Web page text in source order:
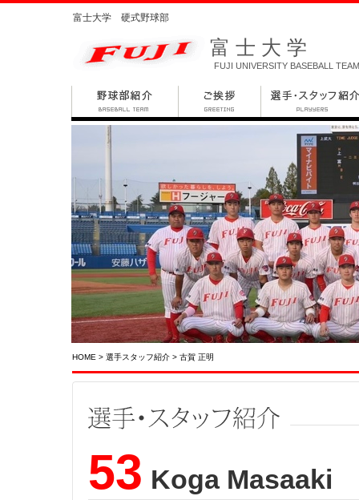
富士大学 硬式野球部
富士大学
FUJI UNIVERSITY BASEBALL TEAM
HOME > 選手スタッフ紹介 > 古賀 正明
53 Koga Masaaki